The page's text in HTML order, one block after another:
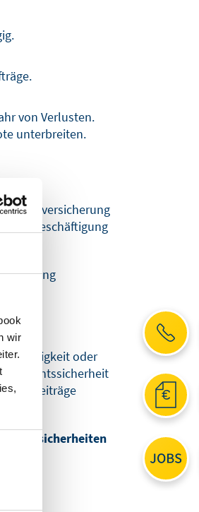
wir
von Verlusten.
unterbreiten.
Beschäftigung
Tätigkeit oder
Rechtssicherheit
Unsicherheiten